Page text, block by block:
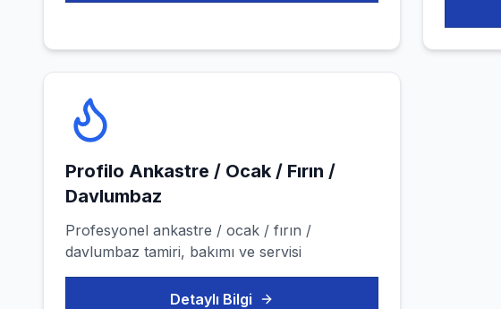
Profilo Ankastre / Ocak / Fırın /
Davlumbaz
Profesyonel ankastre / ocak / fırın /
davlumbaz tamiri, bakımı ve servisi
Detaylı Bilgi